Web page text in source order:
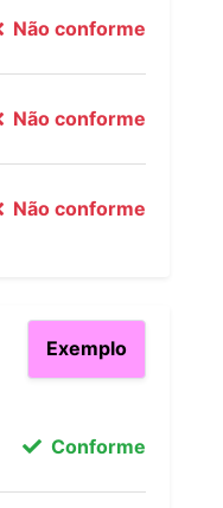
Não conforme
Não conforme
Não conforme
Exemplo
Conforme